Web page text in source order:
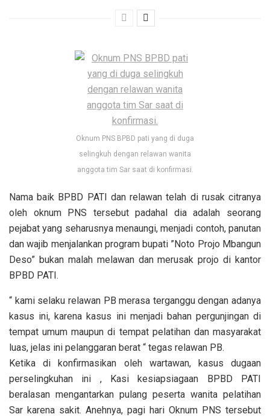
Oknum PNS BPBD pati yang di duga
selingkuh dengan relawan wanita
anggota tim Sar saat di konfirmasi.
Nama baik BPBD PATI dan relawan telah di rusak citranya
oleh oknum PNS tersebut padahal dia adalah seorang
pejabat yang seharusnya menaungi, menjadi contoh, panutan
dan wajib menjalankan program bupati ”Noto Projo Mbangun
Deso” bukan malah melawan dan merusak projo di kantor
BPBD PATI.
“ kami selaku relawan PB merasa terganggu dengan adanya
kasus ini, karena kasus ini menjadi bahan pergunjingan di
tempat umum maupun di tempat pelatihan dan masyarakat
luas, jelas ini pelanggaran berat “ tegas relawan PB.
Ketika di konfirmasikan oleh wartawan, kasus dugaan
perselingkuhan ini , Kasi kesiapsiagaan BPBD PATI
beralasan mengantarkan pulang peserta wanita pelatihan
Sar karena sakit. Anehnya, pagi hari Oknum PNS tersebut